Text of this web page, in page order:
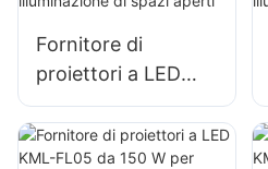
Fornitore di
proiettori a LED
KML-FL05 da 50 W
per facciate
esterne di edifici e